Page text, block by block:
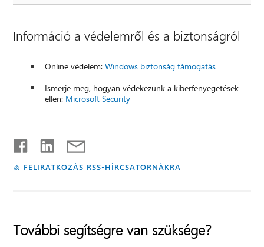
Információ a védelemről és a biztonságról
Online védelem:Windows biztonság támogatás
Ismerje meg, hogyan védekezünk a kiberfenyegetések
ellen: Microsoft Security
FELIRATKOZÁS RSS-HÍRCSATORNÁKRA
További segítségre van szüksége?